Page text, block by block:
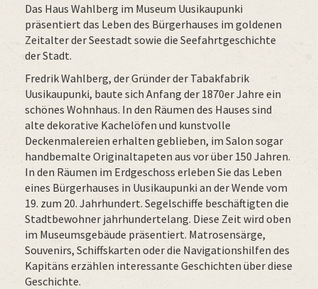
Das Haus Wahlberg im Museum Uusikaupunki
präsentiert das Leben des Bürgerhauses im goldenen
Zeitalter der Seestadt sowie die Seefahrtgeschichte
der Stadt.
Fredrik Wahlberg, der Gründer der Tabakfabrik
Uusikaupunki, baute sich Anfang der 1870er Jahre ein
schönes Wohnhaus. In den Räumen des Hauses sind
alte dekorative Kachelöfen und kunstvolle
Deckenmalereien erhalten geblieben, im Salon sogar
handbemalte Originaltapeten aus vor über 150 Jahren.
In den Räumen im Erdgeschoss erleben Sie das Leben
eines Bürgerhauses in Uusikaupunki an der Wende vom
19. zum 20. Jahrhundert. Segelschiffe beschäftigten die
Stadtbewohner jahrhundertelang. Diese Zeit wird oben
im Museumsgebäude präsentiert. Matrosensärge,
Souvenirs, Schiffskarten oder die Navigationshilfen des
Kapitäns erzählen interessante Geschichten über diese
Geschichte.